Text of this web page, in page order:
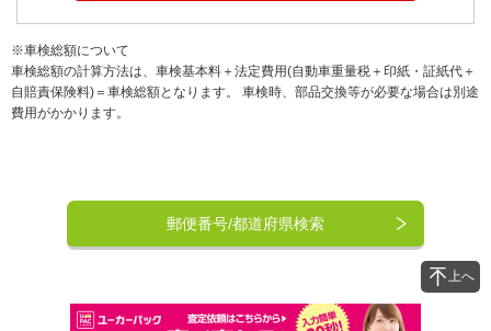
※車検総額について
車検総額の計算方法は、車検基本料＋法定費用(自動車重量税＋印紙・証紙代＋
自賠責保険料)＝車検総額となります。 車検時、部品交換等が必要な場合は別途
費用がかかります。
郵便番号/都道府県検索
上へ